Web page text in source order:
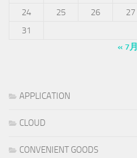
24
25 26 27
31
« 7月
APPLICATION
CLOUD
CONVENIENT GOODS